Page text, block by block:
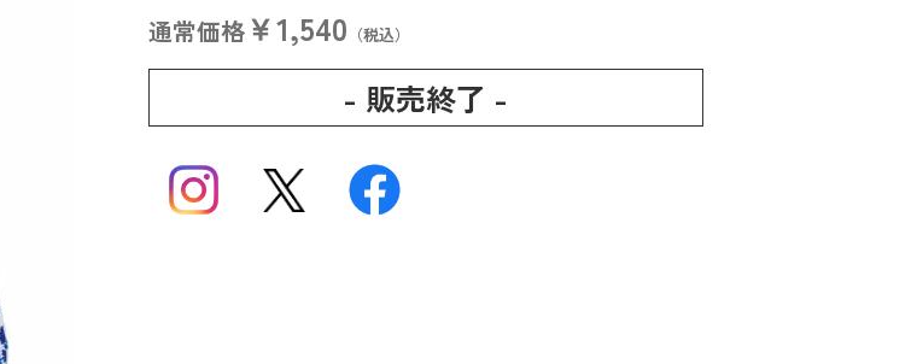
通常価格￥1,540 （税込）
- 販売終了 -